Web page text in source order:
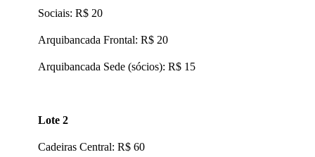
Sociais: R$ 20
Arquibancada Frontal: R$ 20
Arquibancada Sede (sócios): R$ 15
Lote 2
Cadeiras Central: R$ 60